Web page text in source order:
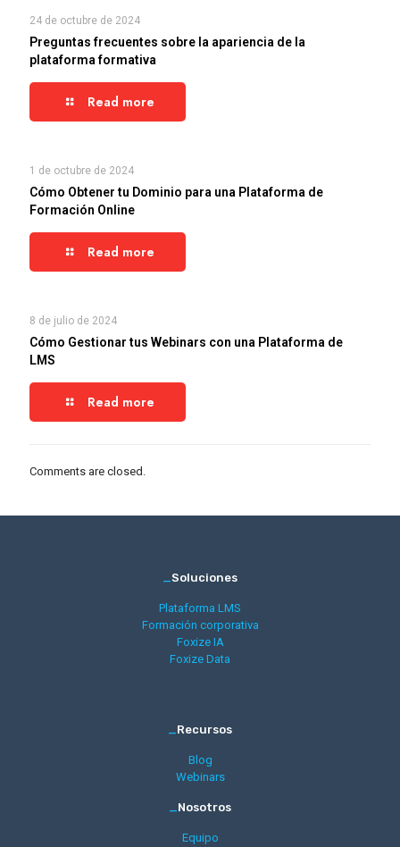
24 de octubre de 2024
Preguntas frecuentes sobre la apariencia de la
plataforma formativa
Read more
1 de octubre de 2024
Cómo Obtener tu Dominio para una Plataforma de
Formación Online
Read more
8 de julio de 2024
Cómo Gestionar tus Webinars con una Plataforma de
LMS
Read more
Comments are closed.
_Soluciones
Plataforma LMS
Formación corporativa
Foxize IA
Foxize Data
_Recursos
Blog
Webinars
_Nosotros
Equipo